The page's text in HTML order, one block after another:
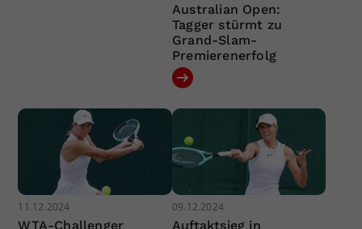
Australian Open:
Tagger stürmt zu
Grand-Slam-
Premierenerfolg
11.12.2024
WTA-Challenger
09.12.2024
Auftaktsieg in